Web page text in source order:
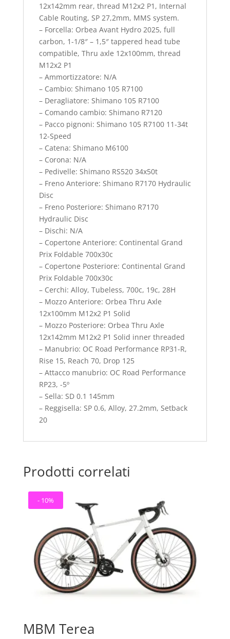
12x142mm rear, thread M12x2 P1, Internal
Cable Routing, SP 27,2mm, MMS system.
– Forcella: Orbea Avant Hydro 2025, full
carbon, 1-1/8″ – 1,5″ tappered head tube
compatible, Thru axle 12x100mm, thread
M12x2 P1
– Ammortizzatore: N/A
– Cambio: Shimano 105 R7100
– Deragliatore: Shimano 105 R7100
– Comando cambio: Shimano R7120
– Pacco pignoni: Shimano 105 R7100 11-34t
12-Speed
– Catena: Shimano M6100
– Corona: N/A
– Pedivelle: Shimano RS520 34x50t
– Freno Anteriore: Shimano R7170 Hydraulic
Disc
– Freno Posteriore: Shimano R7170
Hydraulic Disc
– Dischi: N/A
– Copertone Anteriore: Continental Grand
Prix Foldable 700x30c
– Copertone Posteriore: Continental Grand
Prix Foldable 700x30c
– Cerchi: Alloy, Tubeless, 700c, 19c, 28H
– Mozzo Anteriore: Orbea Thru Axle
12x100mm M12x2 P1 Solid
– Mozzo Posteriore: Orbea Thru Axle
12x142mm M12x2 P1 Solid inner threaded
– Manubrio: OC Road Performance RP31-R,
Rise 15, Reach 70, Drop 125
– Attacco manubrio: OC Road Performance
RP23, -5º
– Sella: SD 0.1 145mm
– Reggisella: SP 0.6, Alloy, 27.2mm, Setback
20
Prodotti correlati
- 10%
MBM Terea